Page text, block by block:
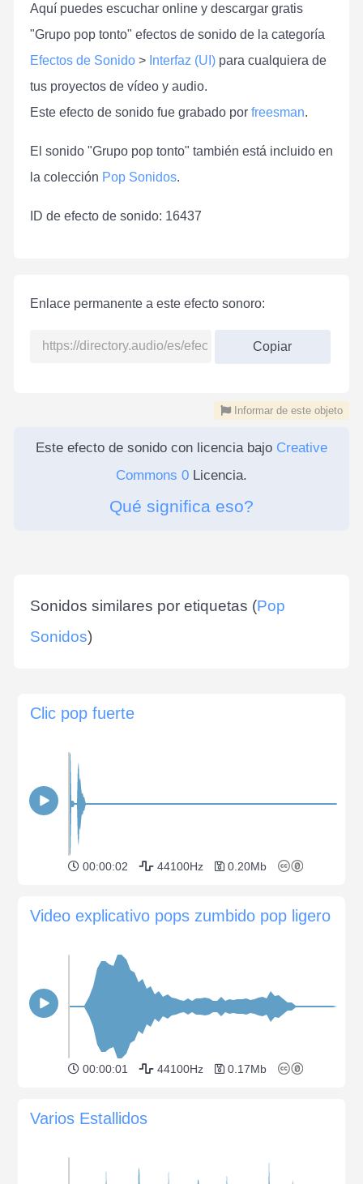
Aquí puedes escuchar online y descargar gratis
"Grupo pop tonto" efectos de sonido de la categoría
Efectos de Sonido > Interfaz (UI) para cualquiera de
tus proyectos de vídeo y audio.
Este efecto de sonido fue grabado por freesman.
El sonido "Grupo pop tonto" también está incluido en
la colección Pop Sonidos.
ID de efecto de sonido: 16437
Enlace permanente a este efecto sonoro:
Copiar
Informar de este objeto
Este efecto de sonido con licencia bajo Creative
Commons 0 Licencia.
Qué significa eso?
Sonidos similares por etiquetas (Pop
Sonidos)
Clic pop fuerte
00:00:02 44100Hz 0.20Mb
Video explicativo pops zumbido pop ligero
00:00:01 44100Hz 0.17Mb
Varios Estallidos